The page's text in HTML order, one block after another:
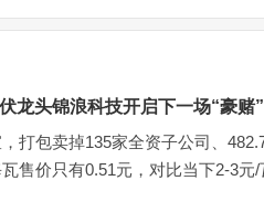
龙头锦浪科技开启下一场“豪赌”
打包卖掉135家全资子公司、
售价只有0.51元，对比当下2-3